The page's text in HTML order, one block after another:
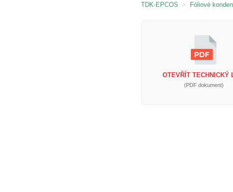
TDK-EPCOS > Fóliové
OTEVŘÍT TECHNICKÝ
(PDF dokument)